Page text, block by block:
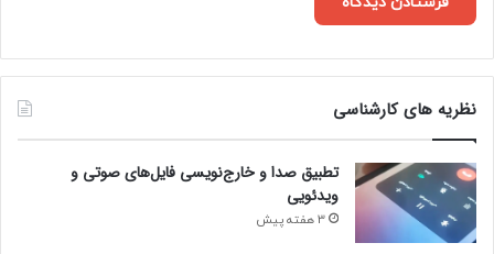
نظریه های کارشناسی
تطبیق صدا و خارج‌نویسی فایل‌های صوتی و
ویدئویی
3 هفته پیش